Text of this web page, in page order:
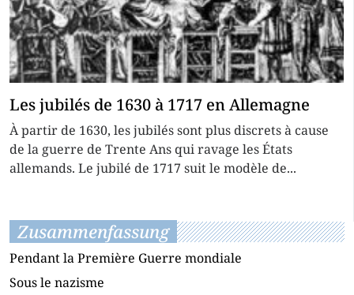
Les jubilés de 1630 à 1717 en Allemagne
À partir de 1630, les jubilés sont plus discrets à cause
de la guerre de Trente Ans qui ravage les États
allemands. Le jubilé de 1717 suit le modèle de...
Zusammenfassung
Pendant la Première Guerre mondiale
Sous le nazisme